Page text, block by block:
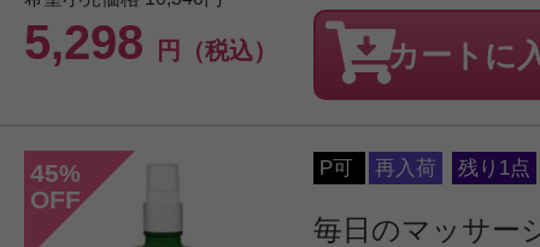
5,298 円（税込） カートに
45%
OFF
P可 再入荷 残り1点
毎日のマッサー